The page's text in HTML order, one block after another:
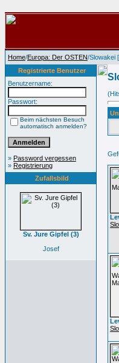
Home/Europa: Der OSTEN/Slowakei
Registrierte Benutzer
Benutzername:
Passwort:
Beim nächsten Besuch
automatisch anmelden?
» Password vergessen
» Registrierung
Zufallsbild
Sv. Jure Gipfel (3)
Josef